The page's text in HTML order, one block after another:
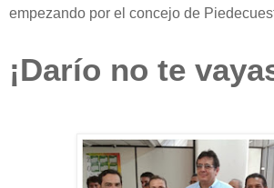
empezando por el concejo de
¡Darío no te